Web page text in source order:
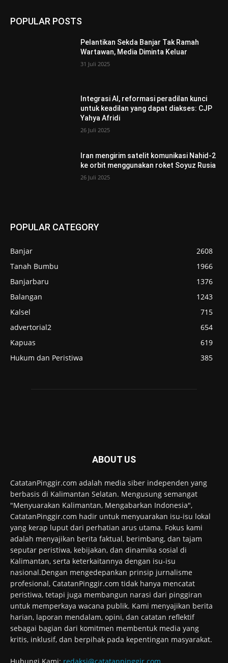
POPULAR POSTS
Pelantikan Sekda Banjar Tak Ramah
Wartawan, Media Diminta Keluar
31 Juli 2025
Integrasi AI, reformasi peradilan kunci
untuk keadilan yang dapat diakses: CJP
Yahya Afridi
26 Juli 2025
Iran mengirim satelit komunikasi Nahid-2
ke orbit menggunakan roket Soyuz Rusia
26 Juli 2025
POPULAR CATEGORY
Banjar
2608
Tanah Bumbu
1966
Banjarbaru
1376
Balangan
1243
Kalsel
715
advertorial2
654
Kapuas
619
Hukum dan Peristiwa
385
ABOUT US
CatatanPinggir.com adalah media siber independen yang
berbasis di Kalimantan Selatan. Mengusung semangat
"Menyuarakan Kalimantan, Mengabarkan Indonesia",
CatatanPinggir.com hadir untuk menyuarakan isu-isu lokal
yang kerap luput dari perhatian arus utama. Fokus kami
adalah menyajikan berita faktual, berimbang, dan tajam
seputar peristiwa, kebijakan, dan dinamika sosial di
Kalimantan, serta keterkaitannya dengan isu-isu
nasional.Dengan mengedepankan prinsip jurnalisme
profesional, CatatanPinggir.com tidak hanya mencatat
peristiwa, tetapi juga membangun narasi dari pinggiran
untuk memperkaya wacana publik. Kami menyajikan berita
harian, laporan mendalam, opini, dan catatan reflektif
sebagai bagian dari komitmen membentuk media yang
kritis, inklusif, dan berpihak pada kepentingan masyarakat.